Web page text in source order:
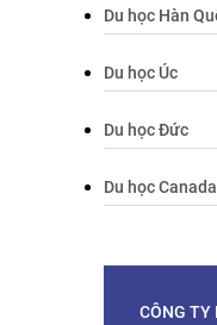
Du học Hàn
Du học Úc
Du học Đức
Du học Canada
CÔNG TY